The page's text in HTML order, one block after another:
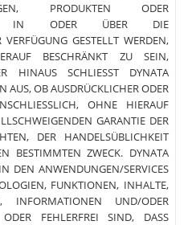
PRODUKTEN ODER
IN ODER ÜBER DIE
GESTELLT WERDEN,
BESCHRÄNKT ZU SEIN,
HINAUS SCHLIESST DYNATA
AUS, OB AUSDRÜCKLICHER ODER
OHNE HIERAUF
GARANTIE DER
DER HANDELSÜBLICHKEIT
BESTIMMTEN ZWECK. DYNATA
DEN ANWENDUNGEN/SERVICES
FUNKTIONEN, INHALTE,
INFORMATIONEN UND/ODER
FEHLERFREI SIND, DASS